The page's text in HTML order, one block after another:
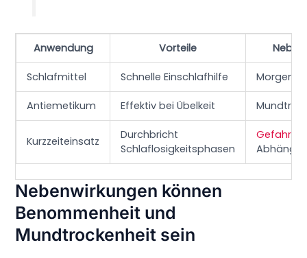
Anwendung Vorteile
Schlafmittel Schnelle Einschlafhilfe
Antiemetikum Effektiv bei Übelkeit
Kurzzeiteinsatz
Durchbricht
Schlaflosigkeitsphasen
Gefahr
Nebenwirkungen können
Benommenheit und
Mundtrockenheit sein